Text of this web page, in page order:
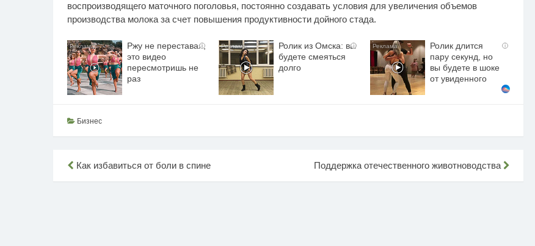
воспроизводящего маточного поголовья, постоянно создавать условия для увеличения объемов
производства молока за счет повышения продуктивности дойного стада.
i
Ржу не переставая,
это видео
пересмотришь не
раз
i
Ролик из Омска: вы
будете смеяться
долго
i
Ролик длится
пару секунд, но
вы будете в шоке
от увиденного
Бизнес
Навигация
Как избавиться от боли в спине Поддержка отечественного животноводства